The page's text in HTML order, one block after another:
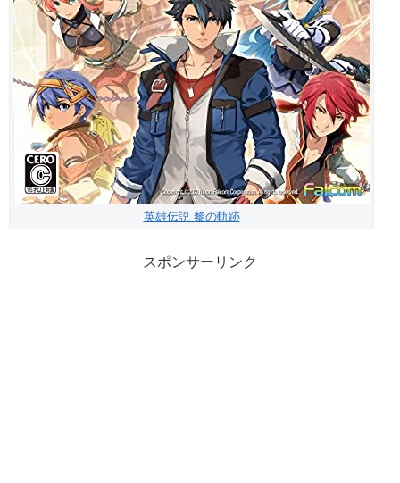
英雄伝説 黎の軌跡
スポンサーリンク